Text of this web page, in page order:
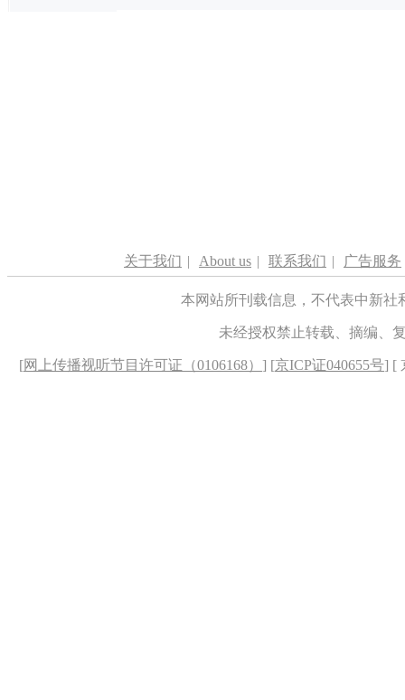
关于我们 | About us | 联系我们 | 广告服务
本网站所刊载信息，不代表中新
未经授权禁止转载、摘编、
[网上传播视听节目许可证（0106168） ] [京ICP证040655号] [